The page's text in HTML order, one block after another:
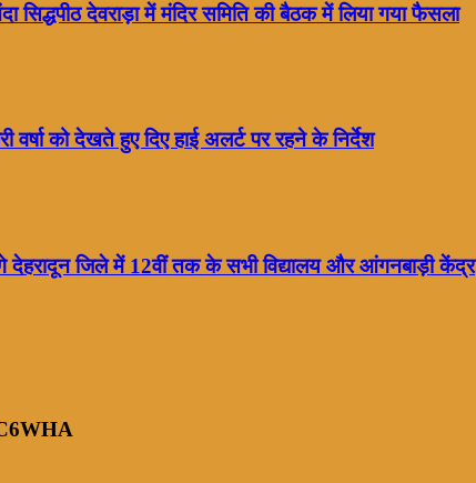
देवराड़ा में मंदिर समिति की बैठक में लिया गया फैसला
वर्षा को देखते हुए दिए हाई अलर्ट पर रहने के निर्देश
देहरादून जिले में 12वीं तक के सभी विद्यालय और आंगनबाड़ी केंद्र